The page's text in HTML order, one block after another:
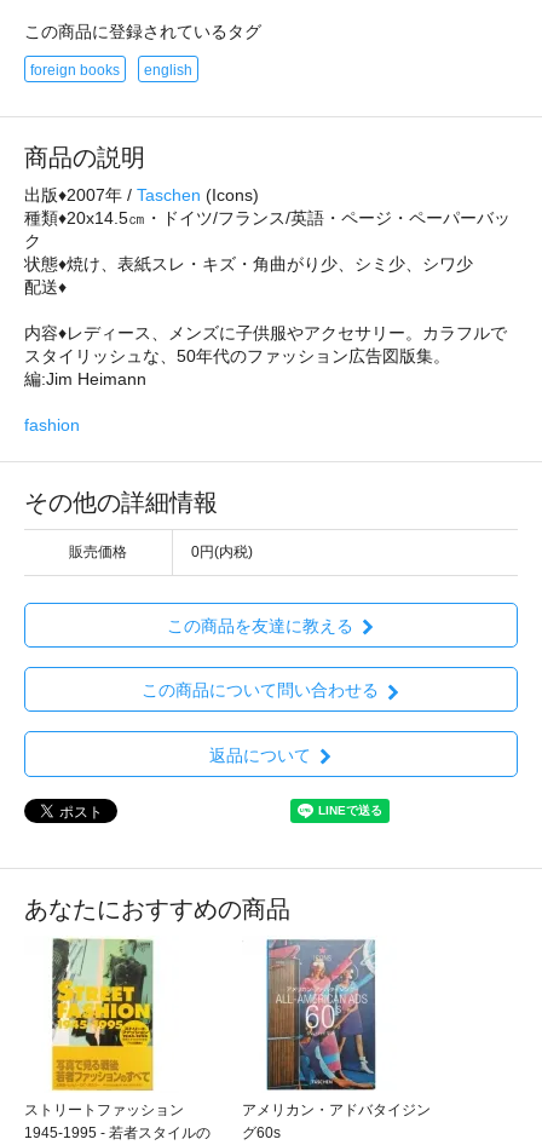
この商品に登録されているタグ
foreign books english
商品の説明
出版♦2007年 / Taschen (Icons)
種類♦20x14.5㎝・ドイツ/フランス/英語・ページ・ペーパーバッ
ク
状態♦焼け、表紙スレ・キズ・角曲がり少、シミ少、シワ少
配送♦
内容♦レディース、メンズに子供服やアクセサリー。カラフルで
スタイリッシュな、50年代のファッション広告図版集。
編:Jim Heimann
fashion
その他の詳細情報
販売価格 0円(内税)
この商品を友達に教える
この商品について問い合わせる
返品について
あなたにおすすめの商品
ストリートファッション
1945‐1995 - 若者スタイルの
アメリカン・アドバタイジン
グ60s